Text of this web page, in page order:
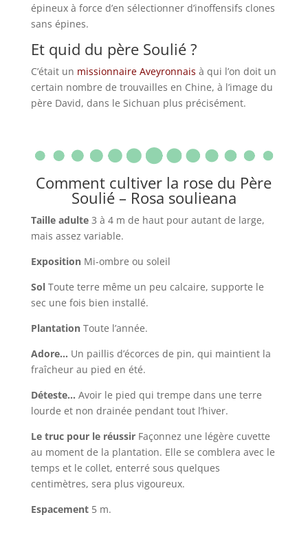
épineux à force d’en sélectionner d’inoffensifs clones
sans épines.
Et quid du père Soulié ?
C’était un missionnaire Aveyronnais à qui l’on doit un
certain nombre de trouvailles en Chine, à l’image du
père David, dans le Sichuan plus précisément.
Comment cultiver la rose du Père
Soulié – Rosa soulieana
Taille adulte 3 à 4 m de haut pour autant de large,
mais assez variable.
ExpositionMi-ombre ou soleil
SolToute terre même un peu calcaire, supporte le
sec une fois bien installé.
PlantationToute l’année.
Adore… Un paillis d’écorces de pin, qui maintient la
fraîcheur au pied en été.
Déteste… Avoir le pied qui trempe dans une terre
lourde et non drainée pendant tout l’hiver.
Le truc pour le réussirFaçonnez une légère cuvette
au moment de la plantation. Elle se comblera avec le
temps et le collet, enterré sous quelques
centimètres, sera plus vigoureux.
Espacement 5 m.